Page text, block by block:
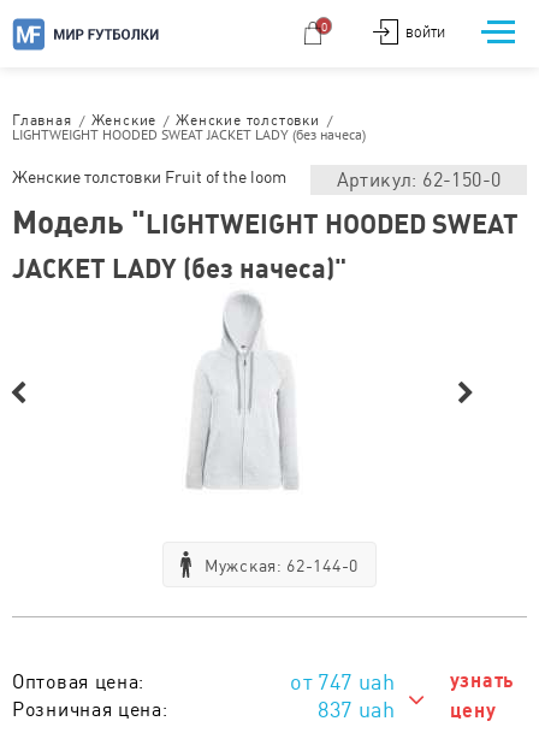
ВОЙТИ
0
Главная / Женские /Женские толстовки /
LIGHTWEIGHT HOODED SWEAT JACKET LADY (без начеса)
Мужская: 62-144-0
Оптовая цена: 747 uah
Розничная цена: 837 uah
узнать
цену
Женские толстовки Fruit of the loom Артикул: 62-150-0
Модель "LIGHTWEIGHT HOODED SWEAT
JACKET LADY (без начеса)"